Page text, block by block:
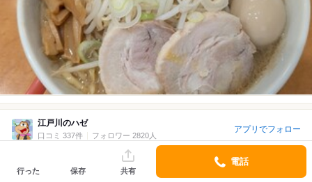
江戸川のハゼ
口コミ 337件 フォロワー 2820人
アプリでフォロー
行った 保存 共有
電話